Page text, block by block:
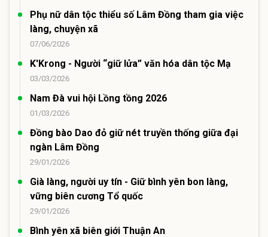
Phụ nữ dân tộc thiểu số Lâm Đồng tham gia việc
làng, chuyện xã
07/06/2026
K'Krong - Người “giữ lửa” văn hóa dân tộc Mạ
03/03/2026
Nam Đà vui hội Lồng tồng 2026
01/03/2026
Đồng bào Dao đỏ giữ nét truyền thống giữa đại
ngàn Lâm Đồng
29/01/2026
Già làng, người uy tín - Giữ bình yên bon làng,
vững biên cương Tổ quốc
29/01/2026
Bình yên xã biên giới Thuận An